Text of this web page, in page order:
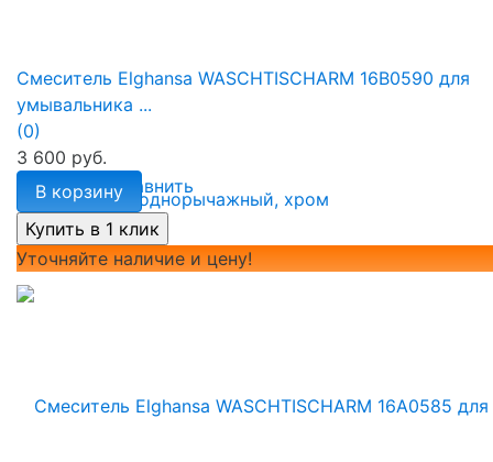
избранное сравнить
Смеситель Elghansa WASCHTISCHARM 16B0590 для
умывальника ...
(0)
3 600 руб.
В корзину
Уточняйте наличие и цену!